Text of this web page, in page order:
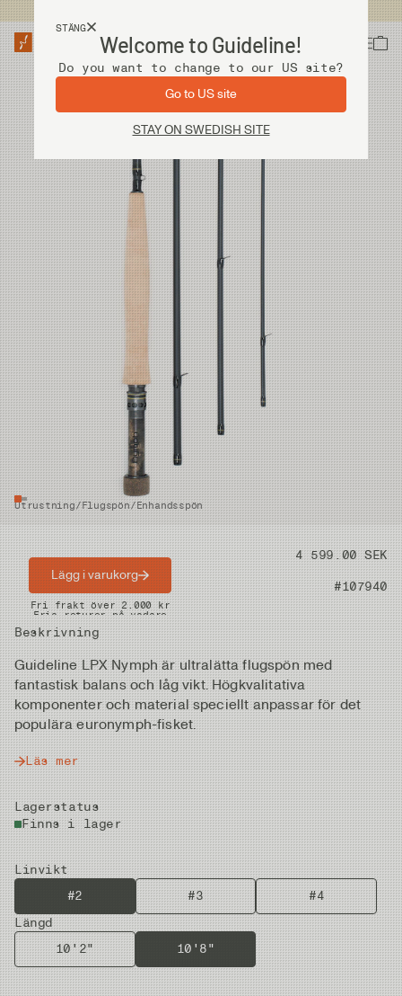
STÄNG
Welcome to Guideline!
Do you want to change to our US site?
Go to US site
STAY ON SWEDISH SITE
Utrustning/Flugspön/Enhandsspön
Pris 4 599.00 SEK
Artikelnummer #107940
Beskrivning
Guideline LPX Nymph är ultralätta flugspön med
fantastisk balans och låg vikt. Högkvalitativa
komponenter och material speciellt anpassar för det
populära euronymph-fisket.
Läs mer
Lagerstatus
Finns i lager
Linvikt
#2
#3
#4
Längd
10'2"
10'8"
Lägg i varukorg
Snabba leveranser
Fri frakt över 2.000 kr
Fria returer på vadare